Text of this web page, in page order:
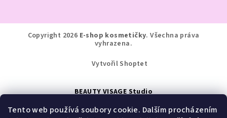
Tento web používá soubory cookie. Dalším procházením
Copyright 2026 E-shop kosmetičky. Všechna práva
vyhrazena.
Vytvořil Shoptet
BEAUTY VISAGE Studio
Jindřišská 276, Pardubice